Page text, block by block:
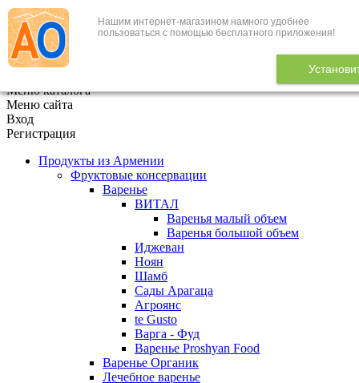
Нашим интернет-магазином намного удобнее
пользоваться с помощью бесплатного приложения!
+7 (495) 646-888-1
В корзине 0
Меню каталога
Меню сайта
Вход
Регистрация
Продукты из Армении
Фруктовые консервации
Варенье
ВИТАЛ
Варенья малый объем
Варенья большой объем
Иджеван
Ноян
Шамб
Сады Арагаца
Агроянс
te Gusto
Варга - Фуд
Варенье Proshyan Food
Варенье Органик
Лечебное варенье